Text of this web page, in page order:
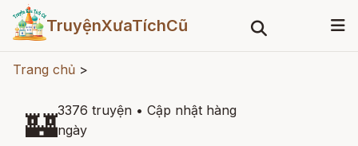
TruyệnXưaTíchCũ
Trang chủ >
🏰3376 truyện • Cập nhật hàng
ngày